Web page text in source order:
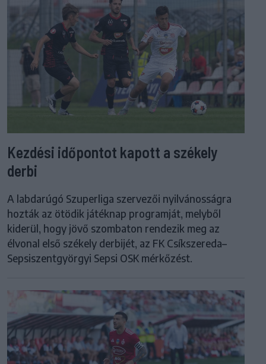
Kezdési időpontot kapott a székely
derbi
A labdarúgó Szuperliga szervezői nyilvánosságra
hozták az ötödik játéknap programját, melyből
kiderül, hogy jövő szombaton rendezik meg az
élvonal első székely derbijét, az FK Csíkszereda–
Sepsiszentgyörgyi Sepsi OSK mérkőzést.